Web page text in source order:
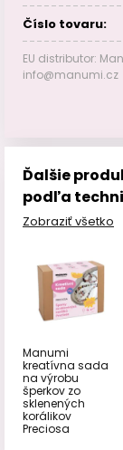
Číslo tovaru:
EU distributor:
info@manumi.cz
Ďalšie
podľa
Zobraziť všetko
Manumi
kreatívna sada
na výrobu
šperkov zo
sklenených
korálikov
Preciosa